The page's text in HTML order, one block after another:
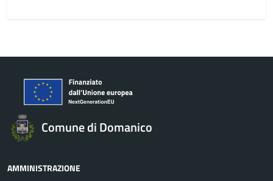
Comune di Domanico
AMMINISTRAZIONE